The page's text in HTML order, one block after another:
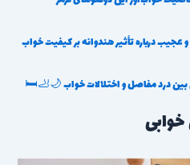
جالب و عجیب درباره تأثیر هندوانه بر کیفیت خواب
بین درد مفاصل و اختلالات خواب 🌙🦶🛏️